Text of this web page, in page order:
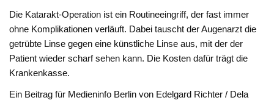
Die Katarakt-Operation ist ein Routineeingriff, der fast immer
ohne Komplikationen verläuft. Dabei tauscht der Augenarzt die
getrübte Linse gegen eine künstliche Linse aus, mit der der
Patient wieder scharf sehen kann. Die Kosten dafür trägt die
Krankenkasse.
Ein Beitrag für Medieninfo Berlin von Edelgard Richter / Dela